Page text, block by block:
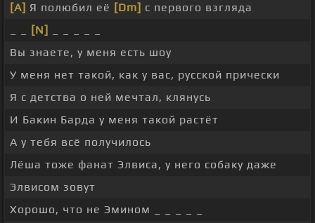
[A] Я полюбил её [Dm] с первого взгляда
[N]
Вы знаете, у меня есть шоу
У меня нет такой, как у вас, русской прически
Я с детства о ней мечтал, клянусь
И Бакин Барда у меня такой растёт
А у тебя всё получилось
Лёша тоже фанат Элвиса, у него собаку даже
Элвисом зовут
Хорошо, что не Эмином _ _ _ _ _